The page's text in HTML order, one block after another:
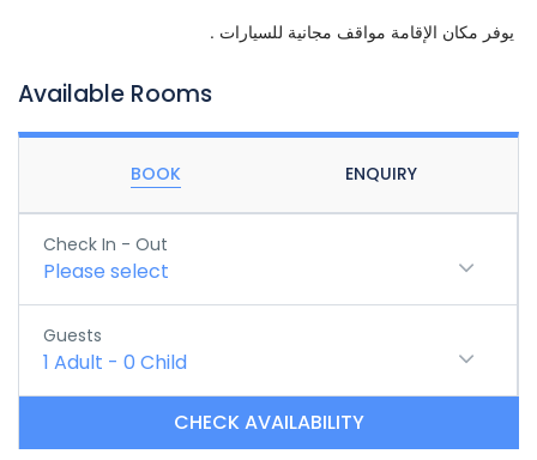
Available Rooms
BOOK ENQUIRY
Check In - Out
Please select
Guests
1 Adult - 0 Child
CHECK AVAILABILITY